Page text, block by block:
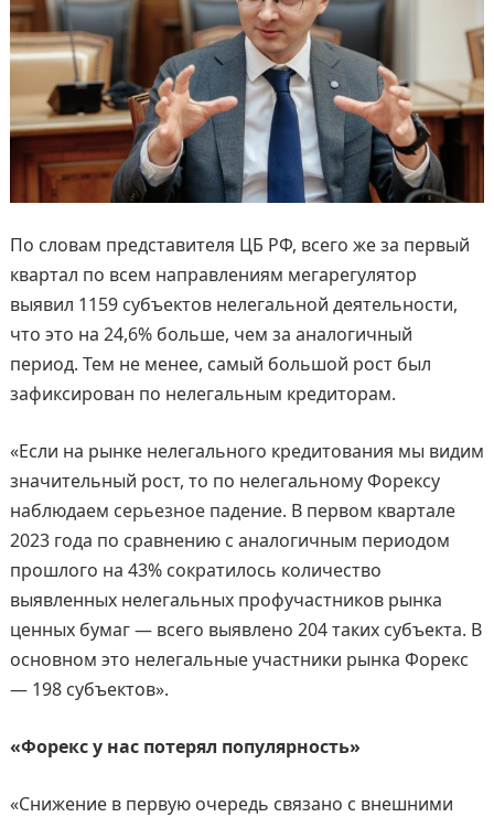
По словам представителя ЦБ РФ, всего же за первый
квартал по всем направлениям мегарегулятор
выявил 1159 субъектов нелегальной деятельности,
что это на 24,6% больше, чем за аналогичный
период. Тем не менее, самый большой рост был
зафиксирован по нелегальным кредиторам.
«Если на рынке нелегального кредитования мы видим
значительный рост, то по нелегальному Форексу
наблюдаем серьезное падение. В первом квартале
2023 года по сравнению с аналогичным периодом
прошлого на 43% сократилось количество
выявленных нелегальных профучастников рынка
ценных бумаг — всего выявлено 204 таких субъекта. В
основном это нелегальные участники рынка Форекс
— 198 субъектов».
«Форекс у нас потерял популярность»
«Снижение в первую очередь связано с внешними